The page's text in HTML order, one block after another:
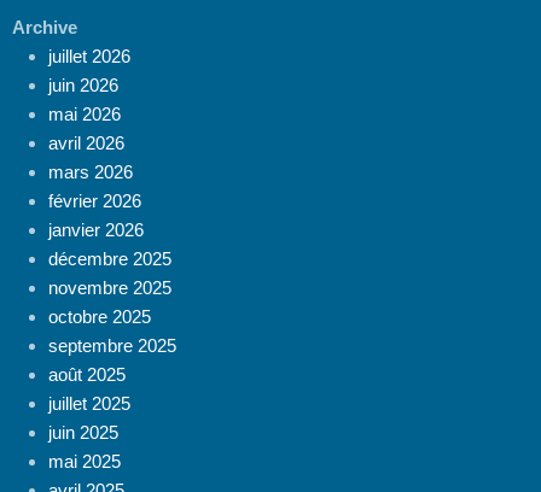
Archive
juillet 2026
juin 2026
mai 2026
avril 2026
mars 2026
février 2026
janvier 2026
décembre 2025
novembre 2025
octobre 2025
septembre 2025
août 2025
juillet 2025
juin 2025
mai 2025